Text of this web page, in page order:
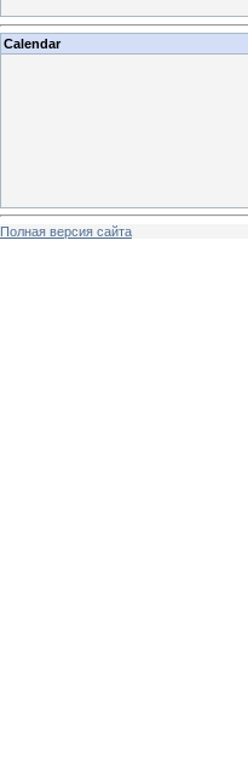
Calendar
Полная версия сайта